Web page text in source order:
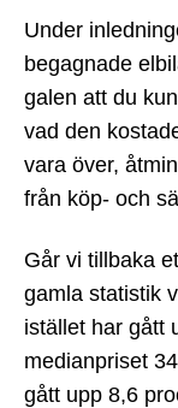
Under
begagnade
galen att du
vad den
vara över,
från köp- och
Går vi tillbaka
gamla statistik
istället har gått
medianpriset
gått upp 8,6